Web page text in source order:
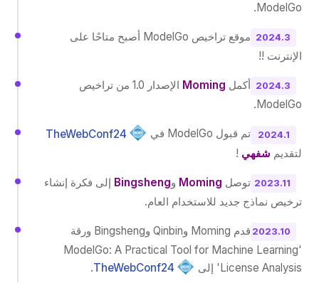
ModelGo.
2024.3
موقع تراخيص ModelGo أصبح متاحًا على
الإنترنت !!
2024.3 أكمل Moming
الإصدار 1.0 من تراخيص
ModelGo.
2024.1 تم قبول ModelGo في
TheWebConf24
لتقديم شفهي !
2023.11 توصل Moming وBingsheng إلى فكرة إنشاء
ترخيص نماذج جديد للاستخدام العام.
2023.10
قدم Moming وQinbin وBingsheng ورقة
'ModelGo: A Practical Tool for Machine Learning
License Analysis' إلى
TheWebConf24
.